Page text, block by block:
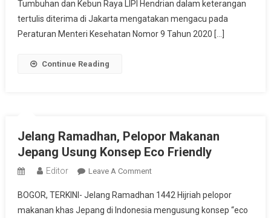
Idul
Fitri
Tumbuhan dan Kebun Raya LIPI Hendrian dalam keterangan
tertulis diterima di Jakarta mengatakan mengacu pada
Peraturan Menteri Kesehatan Nomor 9 Tahun 2020 […]
Continue Reading
Jelang Ramadhan, Pelopor Makanan
Jepang Usung Konsep Eco Friendly
Editor Leave A CommentOn
Ramadhan,
Pelopor
BOGOR, TERKINI- Jelang Ramadhan 1442 Hijriah pelopor
makanan khas Jepang di Indonesia mengusung konsep “eco